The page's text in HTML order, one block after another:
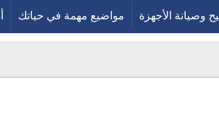
وصيانة الأجهزة مواضيع مهمة في حياتك